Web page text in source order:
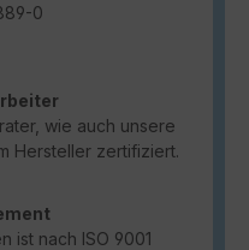
0
wie auch unsere
Hersteller zertifiziert.
ist nach ISO 9001